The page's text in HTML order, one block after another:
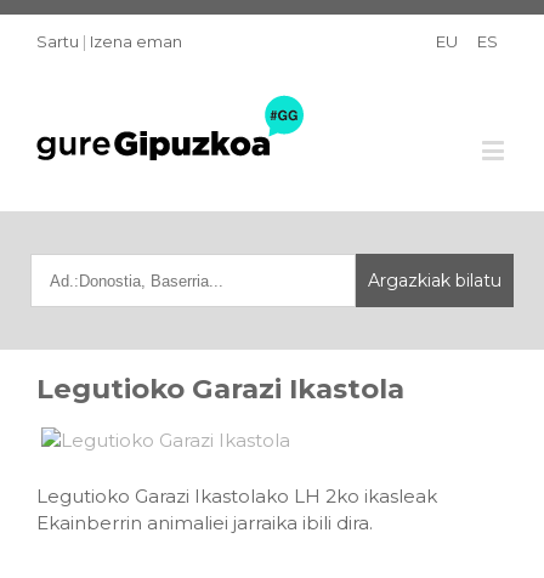
Sartu | Izena eman EU ES
Legutioko Garazi Ikastola
Legutioko Garazi Ikastolako LH 2ko ikasleak
Ekainberrin animaliei jarraika ibili dira.